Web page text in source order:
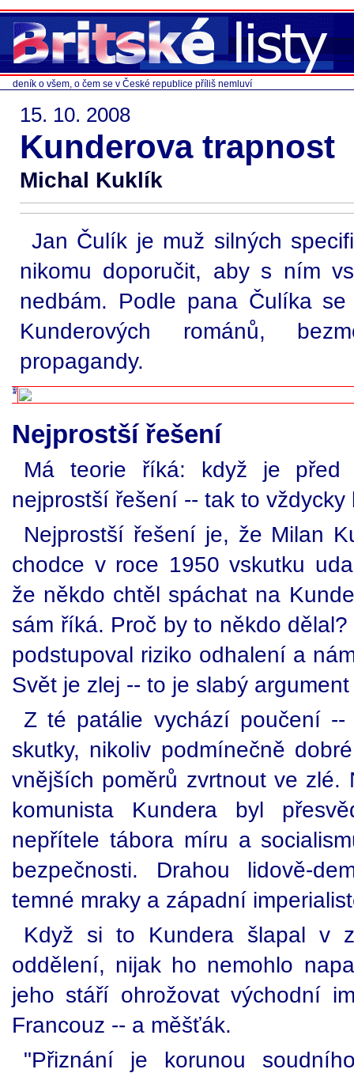
deník o všem, o čem se v České republice příliš nemluví
15. 10. 2008
Kunderova trapnost
Michal Kuklík
Jan Čulík je muž silných
nikomu doporučit, aby s ním
nedbám. Podle pana Čulíka
Kunderových románů,
propagandy.
Nejprostší řešení
Má teorie říká: když je před
nejprostší řešení -- tak to vždycky
Nejprostší řešení je, že Milan
chodce v roce 1950 vskutku
že někdo chtěl spáchat na
sám říká. Proč by to někdo
podstupoval riziko odhalení a
Svět je zlej -- to je slabý
Z té patálie vychází poučení
skutky, nikoliv podmínečně
vnějších poměrů zvrtnout ve zlé.
komunista Kundera byl
nepřítele tábora míru a
bezpečnosti. Drahou lidově-
temné mraky a západní
Když si to Kundera šlapal v
oddělení, nijak ho nemohlo
jeho stáří ohrožovat východní
Francouz -- a měšťák.
"Přiznání je korunou